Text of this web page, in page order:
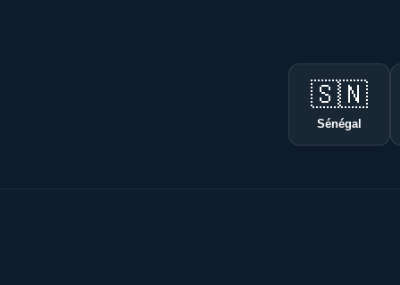
🇸🇳
Sénégal